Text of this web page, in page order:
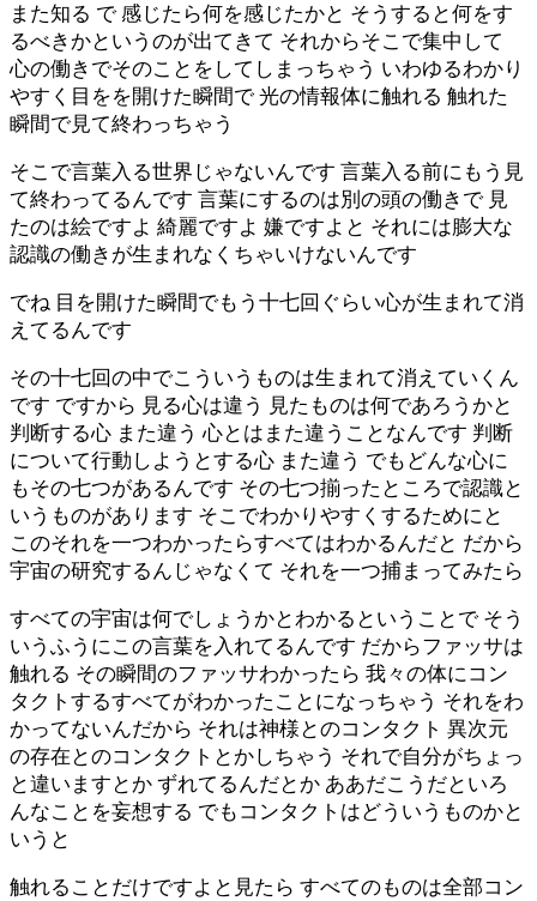
また知る で 感じたら何を感じたかと そうすると何をす
るべきかというのが出てきて それからそこで集中して
心の働きでそのことをしてしまっちゃう いわゆるわかり
やすく目をを開けた瞬間で 光の情報体に触れる 触れた
瞬間で見て終わっちゃう
そこで言葉入る世界じゃないんです 言葉入る前にもう見
て終わってるんです 言葉にするのは別の頭の働きで 見
たのは絵ですよ 綺麗ですよ 嫌ですよと それには膨大な
認識の働きが生まれなくちゃいけないんです
でね 目を開けた瞬間でもう十七回ぐらい心が生まれて消
えてるんです
その十七回の中でこういうものは生まれて消えていくん
です ですから 見る心は違う 見たものは何であろうかと
判断する心 また違う 心とはまた違うことなんです 判断
について行動しようとする心 また違う でもどんな心に
もその七つがあるんです その七つ揃ったところで認識と
いうものがあります そこでわかりやすくするためにと
このそれを一つわかったらすべてはわかるんだと だから
宇宙の研究するんじゃなくて それを一つ捕まってみたら
すべての宇宙は何でしょうかとわかるということで そう
いうふうにこの言葉を入れてるんです だからファッサは
触れる その瞬間のファッサわかったら 我々の体にコン
タクトするすべてがわかったことになっちゃう それをわ
かってないんだから それは神様とのコンタクト 異次元
の存在とのコンタクトとかしちゃう それで自分がちょっ
と違いますとか ずれてるんだとか ああだこうだといろ
んなことを妄想する でもコンタクトはどういうものかと
いうと
触れることだけですよと見たら すべてのものは全部コン